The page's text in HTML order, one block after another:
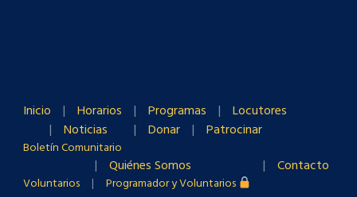
Inicio Horarios Programas
Locutores
Noticias
Boletín Comunitario
Donar
Patrocinar
Quiénes Somos
Voluntarios Programador y Voluntarios
Contacto